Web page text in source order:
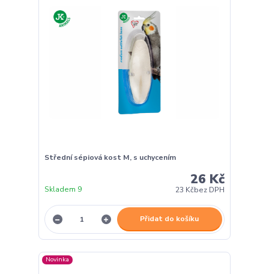
Střední sépiová kost M, s uchycením
26 Kč
23 Kčbez DPH
Skladem 9
Přidat do košíku
Novinka